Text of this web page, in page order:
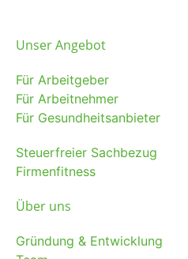
Unser Angebot
Für Arbeitgeber
Für Arbeitnehmer
Für Gesundheitsanbieter
Steuerfreier Sachbezug
Firmenfitness
Über uns
Gründung & Entwicklung